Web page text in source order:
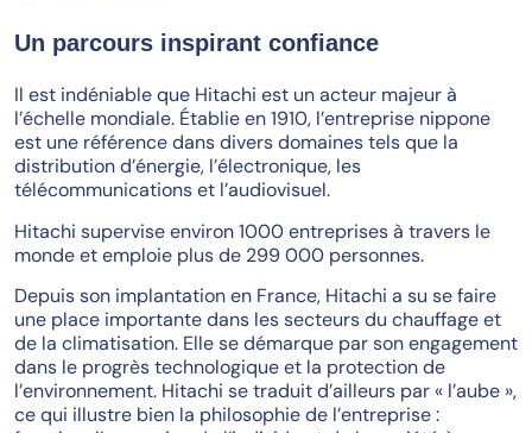
Un parcours inspirant confiance
Il est indéniable que Hitachi est un acteur majeur à
l’échelle mondiale. Établie en 1910, l’entreprise nippone
est une référence dans divers domaines tels que la
distribution d’énergie, l’électronique, les
télécommunications et l’audiovisuel.
Hitachi supervise environ 1000 entreprises à travers le
monde et emploie plus de 299 000 personnes.
Depuis son implantation en France, Hitachi a su se faire
une place importante dans les secteurs du chauffage et
de la climatisation. Elle se démarque par son engagement
dans le progrès technologique et la protection de
l’environnement. Hitachi se traduit d’ailleurs par « l’aube »,
ce qui illustre bien la philosophie de l’entreprise :